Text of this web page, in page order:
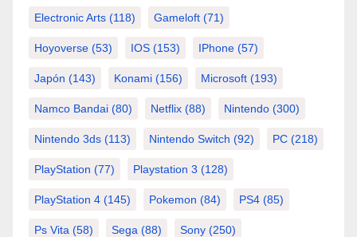
Electronic Arts (118) Gameloft (71)
Hoyoverse (53) IOS (153) IPhone (57)
Japón (143) Konami (156) Microsoft (193)
Namco Bandai (80) Netflix (88) Nintendo (300)
Nintendo 3ds (113) Nintendo Switch (92) PC (218)
PlayStation (77) Playstation 3 (128)
PlayStation 4 (145) Pokemon (84) PS4 (85)
Ps Vita (58) Sega (88) Sony (250)